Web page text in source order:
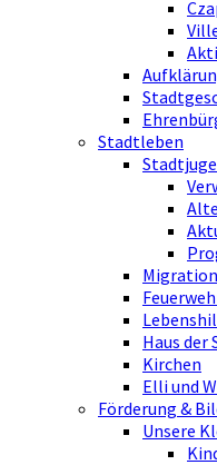
Stadtleben
Haus der
Kirchen
Elli und
Förderung &
Unsere